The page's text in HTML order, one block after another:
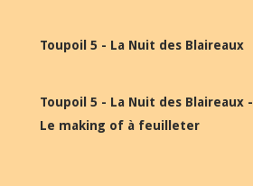
Toupoil 5 - La Nuit des Blaireaux
Toupoil 5 - La Nuit des Blaireaux -
Le making of à feuilleter